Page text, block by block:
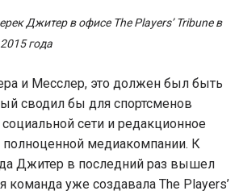
Джитер в офисе The Players’ Tribune в
года
и Месслер, это должен был быть
сводил бы для спортсменов
сети и редакционное
полноценной медиакомпании. К
Джитер в последний раз вышел
команда уже создавала The Players’